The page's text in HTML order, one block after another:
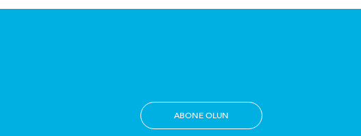
ABONE OLUN